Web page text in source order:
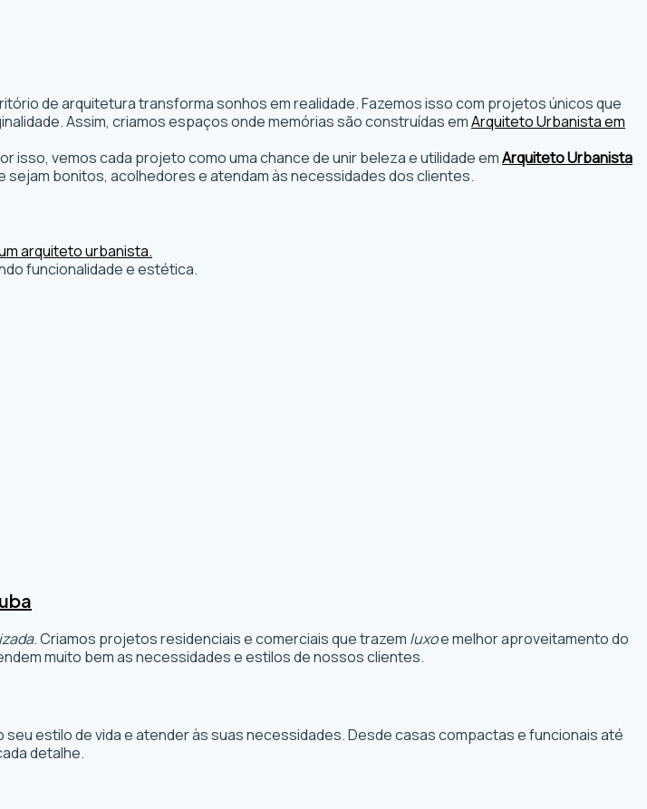
de arquitetura transforma sonhos em realidade. Fazemos isso com projetos únicos que
Assim, criamos espaços onde memórias são construídas emArquiteto Urbanista em
isso, vemos cada projeto como uma chance de unir beleza e utilidade emArquiteto Urbanista
bonitos, acolhedores e atendam às necessidades dos clientes.
funcionalidade e estética.
. Criamos projetos residenciais e comerciais que trazem luxoe melhor aproveitamento do
muito bem as necessidades e estilos de nossos clientes.
estilo de vida e atender às suas necessidades. Desde casas compactas e funcionais até
detalhe.